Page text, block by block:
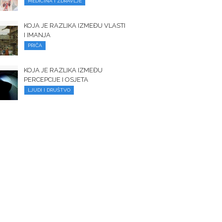
KOJA JE RAZLIKA IZMEĐU VLASTI
I IMANJA
PRIČA
KOJA JE RAZLIKA IZMEĐU
PERCEPCIJE I OSJETA
LJUDI I DRUŠTVO